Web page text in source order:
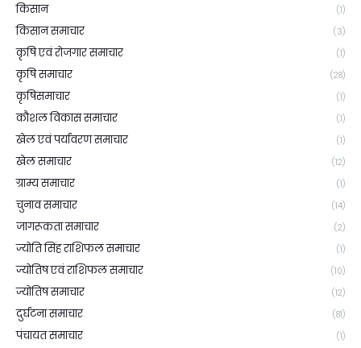
किसान (1)
किसान समाचार (3)
कृषि एवं रोजगार समाचार (1)
कृषि समाचार (28)
कृषिसमाचार (1)
कौशल विकास समाचार (1)
खेल एवं पर्यावरण समाचार (1)
खेल समाचार (12)
ग्राम्य समाचार (1)
चुनाव समाचार (14)
जागरूकता समाचार (2)
ज्योति सिंह राशिफल समाचार (1)
ज्योतिष एवं राशिफल समाचार (10)
ज्योतिष समाचार (12)
दुर्घटना समाचार (81)
पंचायत समाचार (1)